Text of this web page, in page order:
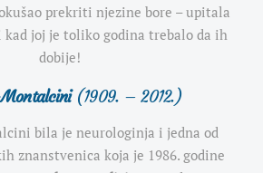
prekriti njezine bore – upitala
kad joj je toliko godina trebalo da ih
dobije!
(1909. – 2012.)
bila je neurologinja i jedna od
znanstvenica koja je 1986. godine